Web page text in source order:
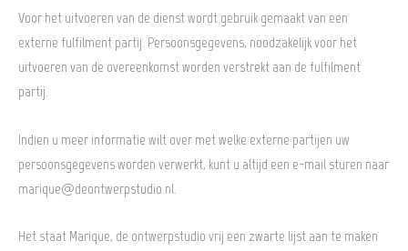
Voor het uitvoeren van de dienst wordt gebruik gemaakt van een
externe fulfilment partij. Persoonsgegevens, noodzakelijk voor het
uitvoeren van de overeenkomst worden verstrekt aan de fulfilment
partij.
Indien u meer informatie wilt over met welke externe partijen uw
persoonsgegevens worden verwerkt, kunt u altijd een e-mail sturen naar
marique@deontwerpstudio.nl.
Het staat Marique, de ontwerpstudio vrij een zwarte lijst aan te maken